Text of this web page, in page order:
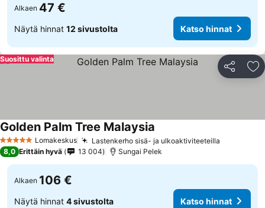
Alkaen 47 €
Näytä hinnat 12 sivustolta Katso hinnat
Jaa
Suosittu valinta
5 TähtiluokitusLomakeskus Lastenkerho sisä- ja ulkoaktiviteeteilla
Golden Palm Tree Malaysia
8,0 Erittäin hyvä 13 004 Sungai Pelek
Alkaen 106 €
Näytä hinnat 4 sivustolta Katso hinnat